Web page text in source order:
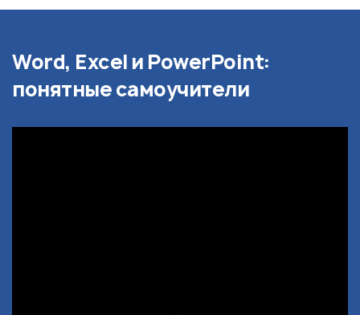
Word, Excel и PowerPoint:
понятные самоучители